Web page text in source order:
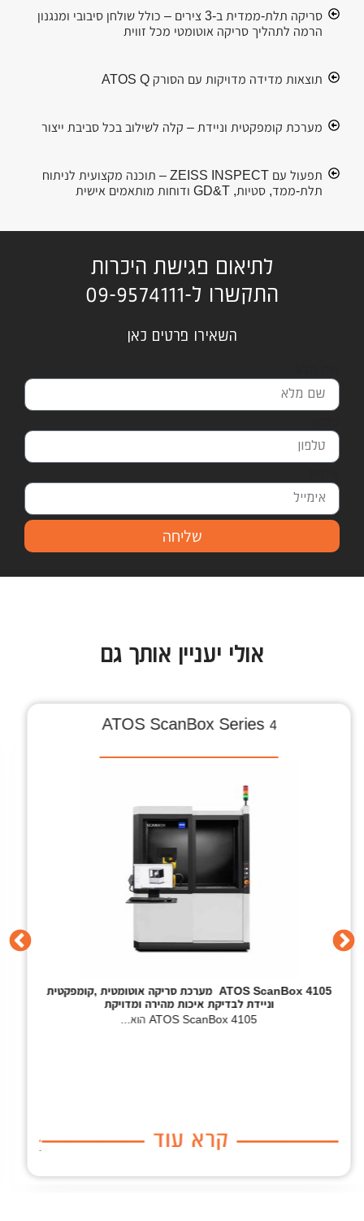
סריקה תלת-ממדית ב-3 צירים – כולל שולחן סיבובי ומנגנון
הרמה לתהליך סריקה אוטומטי מכל זווית
תוצאות מדידה מדויקות עם הסורק ATOS Q
מערכת קומפקטית וניידת – קלה לשילוב בכל סביבת ייצור
תפעול עם ZEISS INSPECT – תוכנה מקצועית לניתוח
תלת-ממד, סטיות, GD&T ודוחות מותאמים אישית
לתיאום פגישת היכרות
התקשרו ל-09-9574111
השאירו פרטים כאן
שליחה
אולי יעניין אותך גם
ATOS ScanBox 4105 RC
טעינה ומדידה אוטומטית של חלקים
ZEISS ScanBox 4105 RCהוא תא מדידה אוטומטי, מצוייד
בסורק תלת...